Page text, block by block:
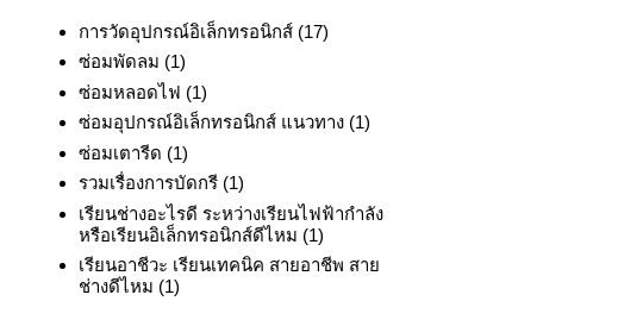
การวัดอุปกรณ์อิเล็กทรอนิกส์ (17)
ซ่อมพัดลม (1)
ซ่อมหลอดไฟ (1)
ซ่อมอุปกรณ์อิเล็กทรอนิกส์ แนวทาง (1)
ซ่อมเตารีด (1)
รวมเรื่องการบัดกรี (1)
เรียนช่างอะไรดี ระหว่างเรียนไฟฟ้ากำลัง
หรือเรียนอิเล็กทรอนิกส์ดีไหม (1)
เรียนอาชีวะ เรียนเทคนิค สายอาชีพ สาย
ช่างดีไหม (1)